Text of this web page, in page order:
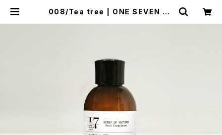
008/Tea tree | ONE SEVEN LA